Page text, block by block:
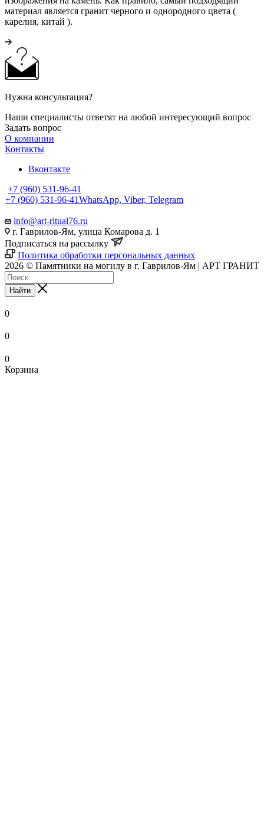
материал является гранит черного и однородного цвета (
карелия, китай ).
Нужна консультация?
Наши специалисты ответят на любой интересующий вопрос
Задать вопрос
О компании
Контакты
Вконтакте
+7 (960) 531-96-41
+7 (960) 531-96-41WhatsApp, Viber, Telegram
info@art-ritual76.ru
г. Гаврилов-Ям, улица Комарова д. 1
Подписаться на рассылку
Политика обработки персональных данных
2026 © Памятники на могилу в г. Гаврилов-Ям | АРТ ГРАНИТ
Найти
0
0
0
Корзина